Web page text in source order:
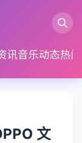
讯音乐动态热
文